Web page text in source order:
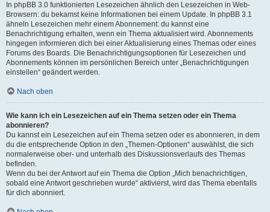
In phpBB 3.0 funktionierten Lesezeichen ähnlich den Lesezeichen in Web-
Browsern: du bekamst keine Informationen bei einem Update. In phpBB 3.1
ähneln Lesezeichen mehr einem Abonnement: du kannst eine
Benachrichtigung erhalten, wenn ein Thema aktualisiert wird. Abonnements
hingegen informieren dich bei einer Aktualisierung eines Themas oder eines
Forums des Boards. Die Benachrichtigungsoptionen für Lesezeichen und
Abonnements können im persönlichen Bereich unter „Benachrichtigungen
einstellen“ geändert werden.
Nach oben
Wie kann ich ein Lesezeichen auf ein Thema setzen oder ein Thema
abonnieren?
Du kannst ein Lesezeichen auf ein Thema setzen oder es abonnieren, in dem
du die entsprechende Option in den „Themen-Optionen“ auswählst, die sich
normalerweise ober- und unterhalb des Diskussionsverlaufs des Themas
befinden.
Wenn du bei der Antwort auf ein Thema die Option „Mich benachrichtigen,
sobald eine Antwort geschrieben wurde“ aktivierst, wird das Thema ebenfalls
für dich abonniert.